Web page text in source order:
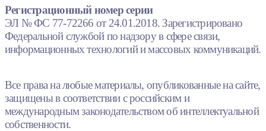
Регистрационный номер серии
ЭЛ № ФС 77-72266 от 24.01.2018. Зарегистрировано
Федеральной службой по надзору в сфере связи,
информационных технологий и массовых коммуникаций.
Все права на любые материалы, опубликованные на сайте,
защищены в соответствии с российским и
международным законодательством об интеллектуальной
собственности.